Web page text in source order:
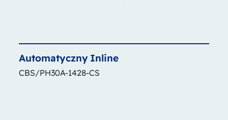
Automatyczny Inline
CBS/PH30A-1428-CS